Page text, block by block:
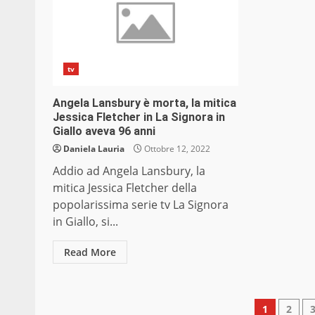
tv
Angela Lansbury è morta, la mitica
Jessica Fletcher in La Signora in
Giallo aveva 96 anni
Daniela Lauria Ottobre 12, 2022
Addio ad Angela Lansbury, la
mitica Jessica Fletcher della
popolarissima serie tv La Signora
in Giallo, si...
Read More
1 2 3